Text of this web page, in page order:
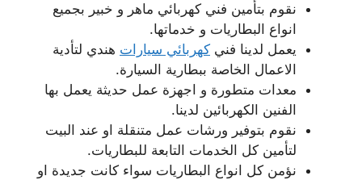
نقوم بتأمين فني كهربائي ماهر و خبير بجميع
انواع البطاريات و خدماتها.
يعمل لدينا فني كهربائي سيارات هندي لتأدية
الاعمال الخاصة ببطارية السيارة.
معدات متطورة و اجهزة عمل حديثة يعمل بها
الفنين الكهربائين لدينا.
نقوم بتوفير ورشات عمل متنقلة او عند البيت
لتأمين كل الخدمات التابعة للبطاريات.
نؤمن كل انواع البطاريات سواء كانت جديدة او